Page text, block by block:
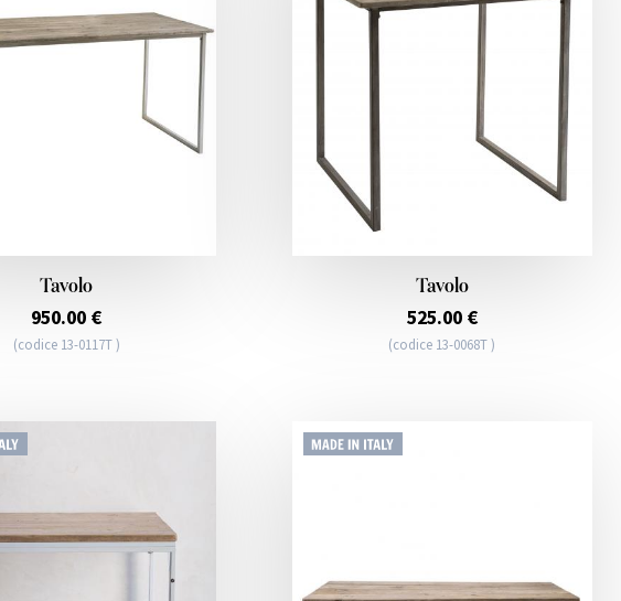
Tavolo
950.00 €
(codice 13-0117T )
Tavolo
525.00 €
(codice 13-0068T )